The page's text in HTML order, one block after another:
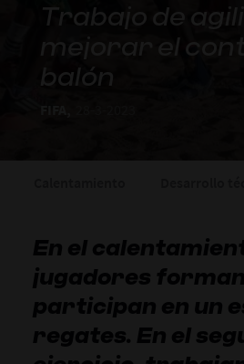
Trabajo de
mejorar el
balón
En el
jugadores
participan en un
regates. En el